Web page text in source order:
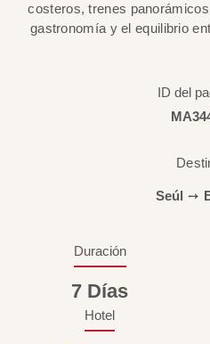
costeros, trenes
gastronomía y el equilibrio
ID del
Seúl ➙
Duración
7 Días
Hotel